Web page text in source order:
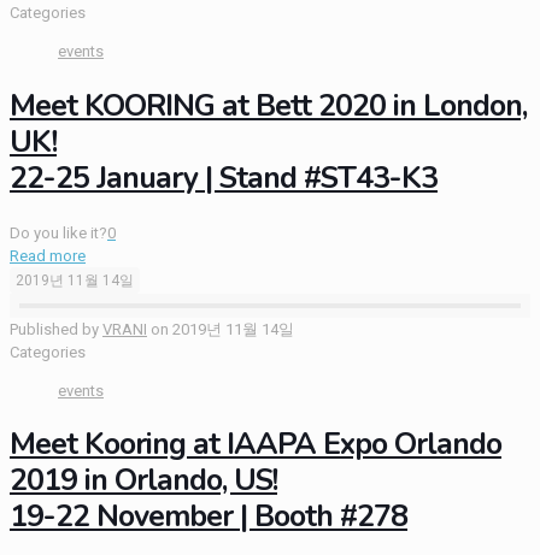
Categories
events
Meet KOORING at Bett 2020 in London,
UK!
22-25 January | Stand #ST43-K3
Do you like it?0
Read more
2019년 11월 14일
Published by VRANI on 2019년 11월 14일
Categories
events
Meet Kooring at IAAPA Expo Orlando
2019 in Orlando, US!
19-22 November | Booth #278